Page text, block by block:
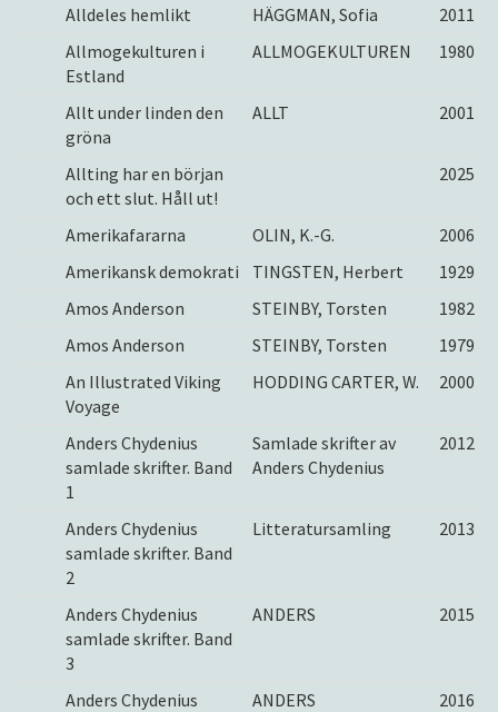
Alldeles hemlikt HÄGGMAN, Sofia
2011
Allmogekulturen i
Estland
ALLMOGEKULTUREN 1980
Allt under linden den
gröna
ALLT 2001
Allting har en början
och ett slut. Håll ut!
2025
Amerikafararna OLIN, K.-G.
2006
Amerikansk demokrati
TINGSTEN, Herbert
1929
Amos Anderson
STEINBY, Torsten
1982
Amos Anderson
STEINBY, Torsten
1979
An Illustrated Viking
Voyage
HODDING CARTER, W. 2000
Anders Chydenius
samlade skrifter. Band
1
Samlade skrifter av
Anders Chydenius
2012
Anders Chydenius
samlade skrifter. Band
2
Litteratursamling 2013
Anders Chydenius
samlade skrifter. Band
3
ANDERS 2015
Anders Chydenius
ANDERS 2016